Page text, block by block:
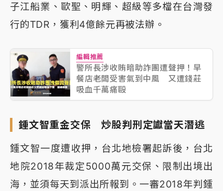
子江船業、歐聖、明輝、超級等多檔在台灣發
行的TDR，獲利4億餘元再被法辦。
編輯推薦
警所長涉收賄暗助詐團遭聲押！早
餐店老闆受害氣到中風 又遭錢莊
吸血千萬痛毆
鍾文智重金交保 炒股判刑定讞當天潛逃
鍾文智一度遭收押，台北地檢署起訴後，台北
地院2018年裁定5000萬元交保、限制出境出
海，並須每天到派出所報到。一審2018年判鍾